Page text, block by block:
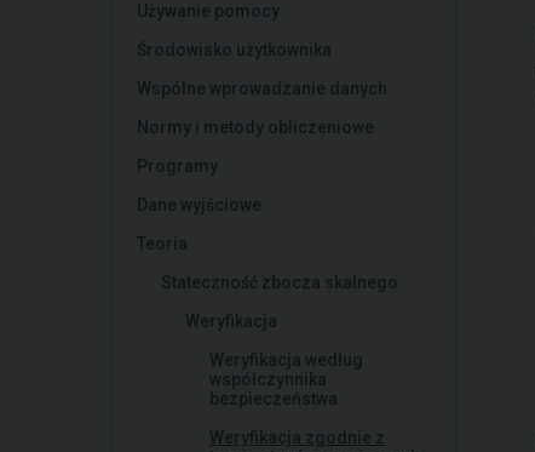
Używanie pomocy
Środowisko użytkownika
Wspólne wprowadzanie danych
Normy i metody obliczeniowe
Programy
Dane wyjściowe
Teoria
Stateczność zbocza skalnego
Weryfikacja
Weryfikacja według
współczynnika
bezpieczeństwa
Weryfikacja zgodnie z